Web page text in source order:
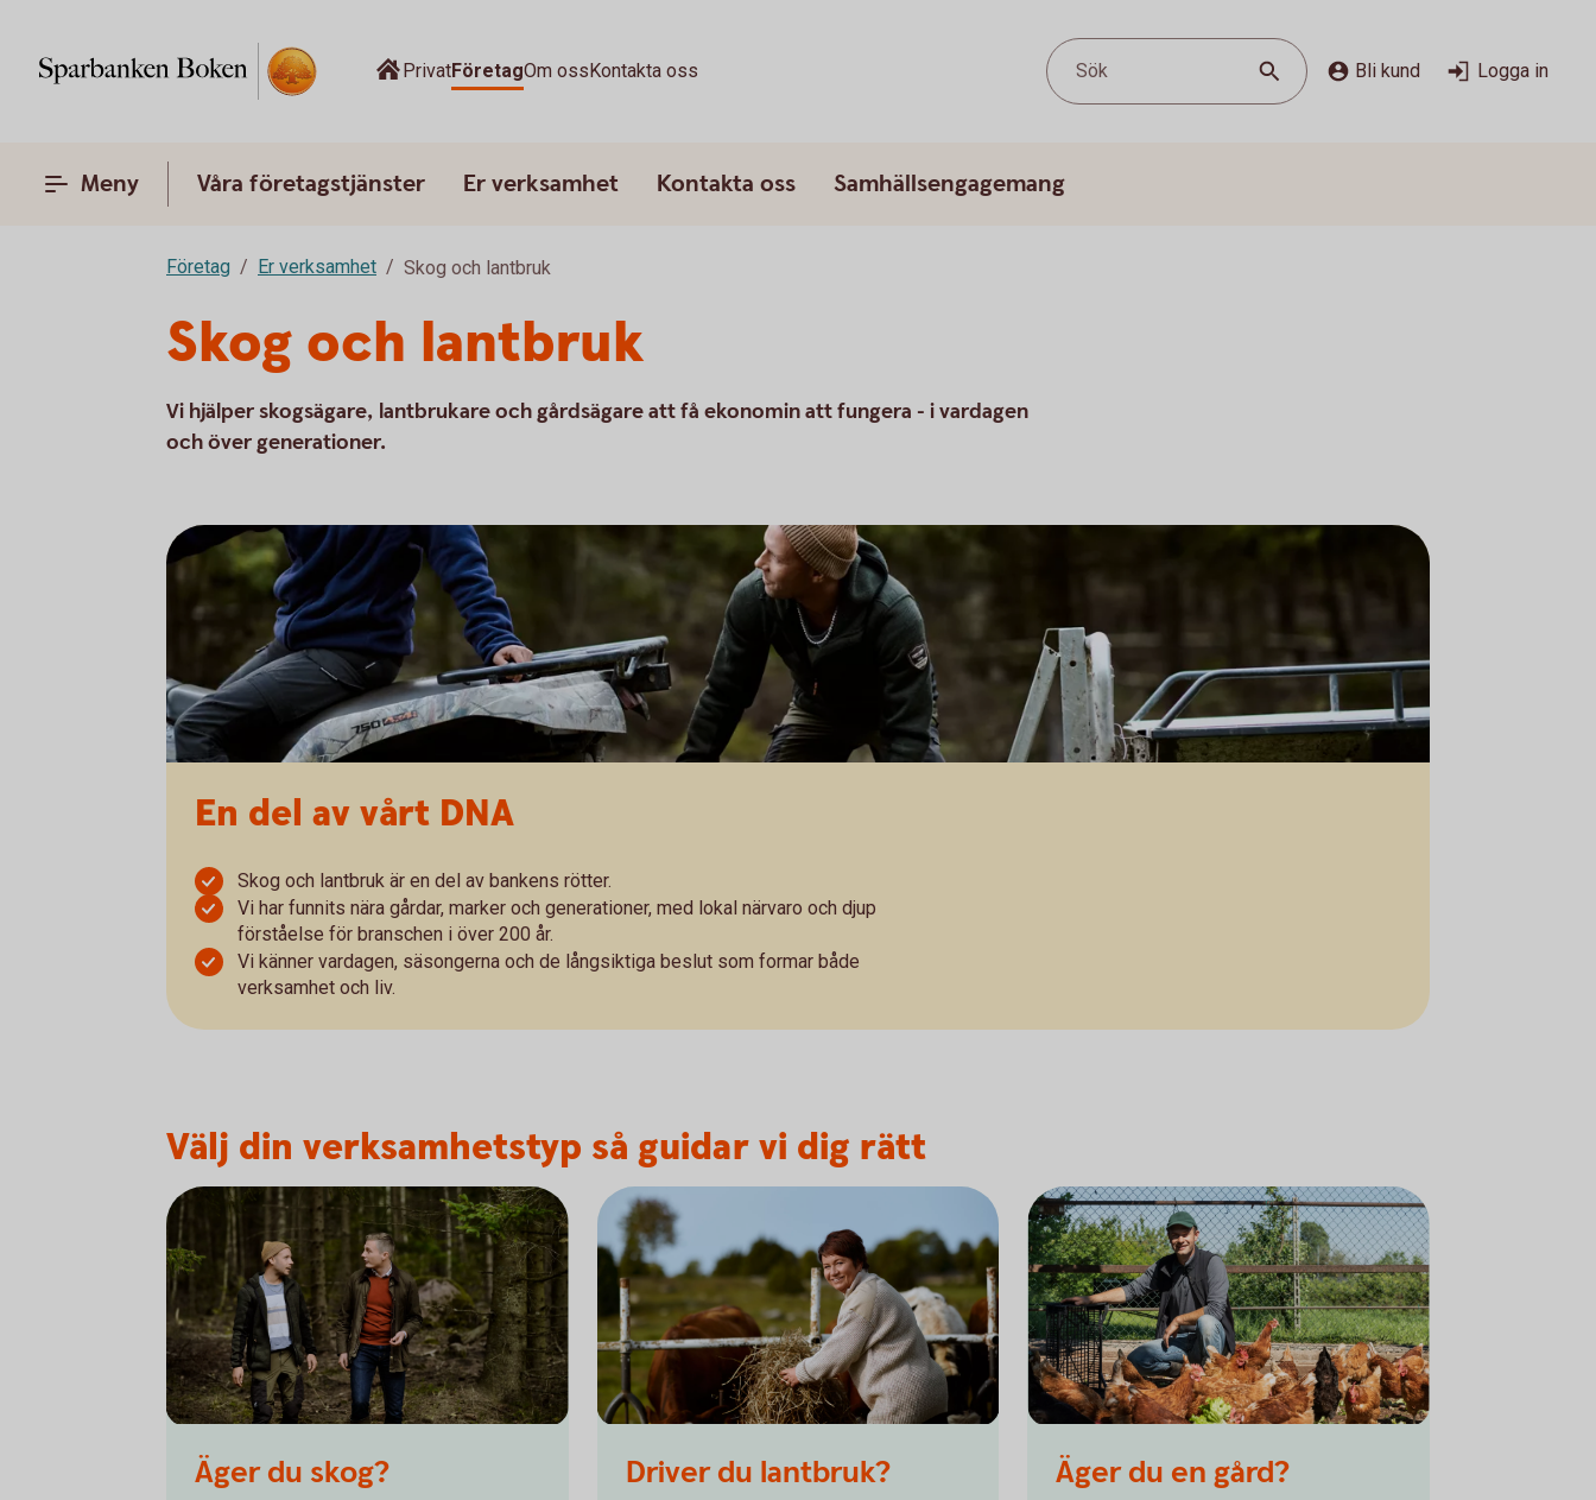
PrivatFöretagOm ossKontakta oss Sök Bli kund Logga in
Meny Våra företagstjänster Er verksamhet Kontakta oss Samhällsengagemang
Företag Er verksamhet Skog och lantbruk
Skog och lantbruk
Vi hjälper skogsägare, lantbrukare och gårdsägare att få ekonomin att fungera - i vardagen
och över generationer.
En del av vårt DNA
Skog och lantbruk är en del av bankens rötter.
Vi har funnits nära gårdar, marker och generationer, med lokal närvaro och djup
förståelse för branschen i över 200 år.
Vi känner vardagen, säsongerna och de långsiktiga beslut som formar både
verksamhet och liv.
Välj din verksamhetstyp så guidar vi dig rätt
Äger du skog? Driver du lantbruk? Äger du en gård?